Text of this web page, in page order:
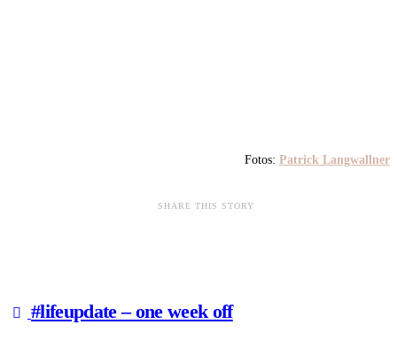
Fotos: Patrick Langwallner
SHARE THIS STORY
#lifeupdate – one week off